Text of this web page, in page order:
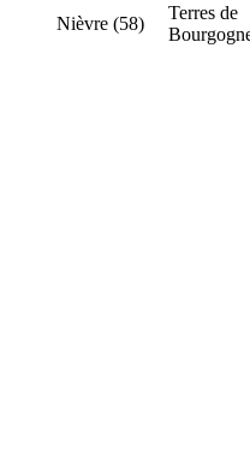
Nièvre (58)
Terres de